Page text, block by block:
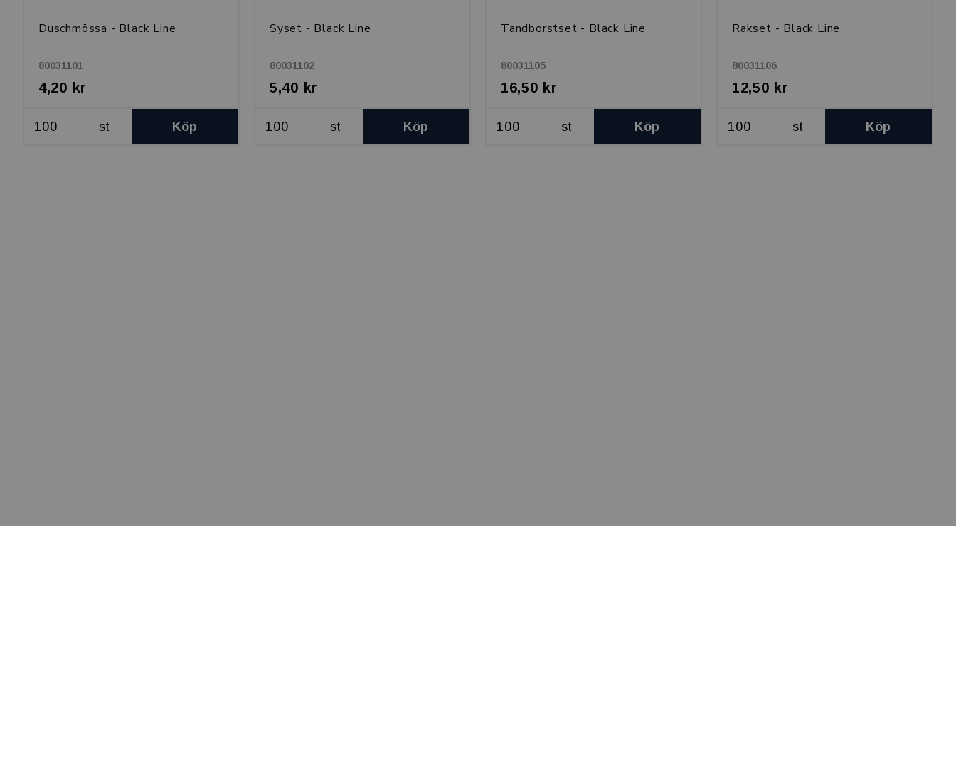
Duschmössa - Black Line
80031101
4,20 kr
st Köp
Syset - Black Line
80031102
5,40 kr
st Köp
Tandborstset - Black Line
80031105
16,50 kr
st Köp
Rakset - Black Line
80031106
12,50 kr
st Köp